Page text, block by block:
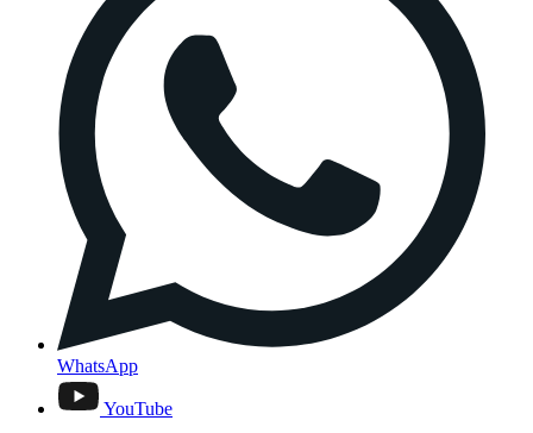
WhatsApp
YouTube